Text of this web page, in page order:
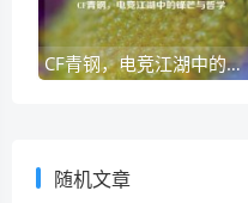
CF青钢，电竞江湖中的锋芒与哲学
随机文章